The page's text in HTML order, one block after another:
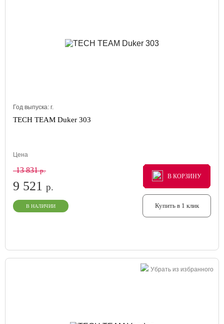
Год выпуска: г.
TECH TEAM Duker 303
Цена
13 831р.
9 521 р.
В НАЛИЧИИ
В КОРЗИНУ
В КОРЗИНУ
В КОРЗИНУ
Купить в 1 клик
Убрать из избранного